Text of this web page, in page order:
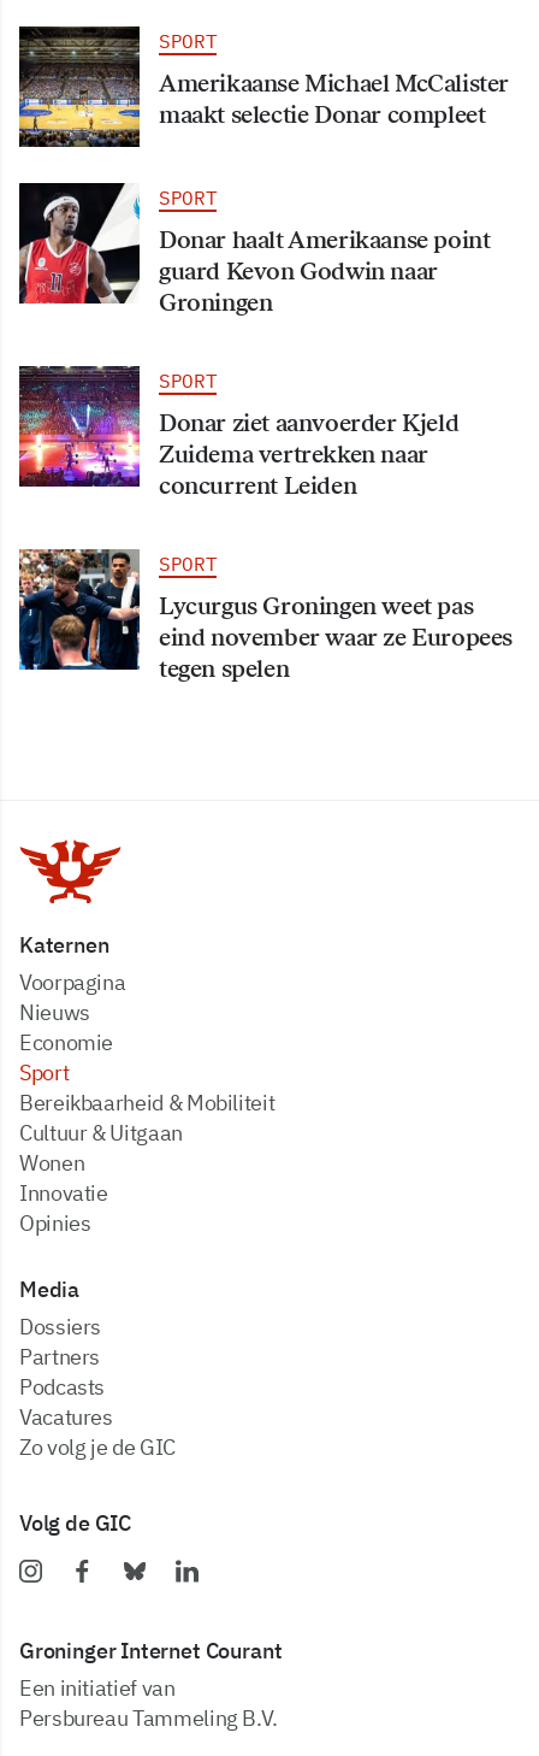
SPORT
Amerikaanse Michael McCalister
maakt selectie Donar compleet
SPORT
Donar haalt Amerikaanse point
guard Kevon Godwin naar
Groningen
SPORT
Donar ziet aanvoerder Kjeld
Zuidema vertrekken naar
concurrent Leiden
SPORT
Lycurgus Groningen weet pas
eind november waar ze Europees
tegen spelen
Katernen
Voorpagina
Nieuws
Economie
Sport
Bereikbaarheid & Mobiliteit
Cultuur & Uitgaan
Wonen
Innovatie
Opinies
Media
dossiers
partners
podcasts
vacatures
zo volg je de GIC
Volg de GIC
Groninger Internet Courant
Een initiatief van
Persbureau Tammeling B.V.